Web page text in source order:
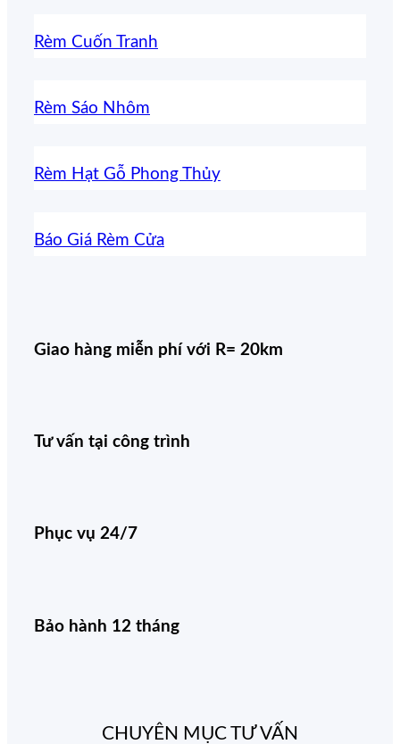
Rèm Cuốn Tranh
Rèm Sáo Nhôm
Rèm Hạt Gỗ Phong Thủy
Báo Giá Rèm Cửa
Giao hàng miễn phí với R= 20km
Tư vấn tại công trình
Phục vụ 24/7
Bảo hành 12 tháng
CHUYÊN MỤC TƯ VẤN